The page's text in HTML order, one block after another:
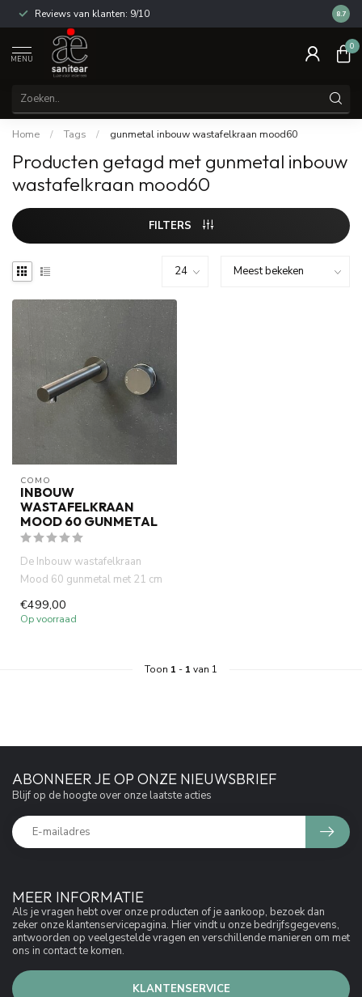
Reviews van klanten: 9/10 14
8.7
MENU
0
Home / Tags / gunmetal inbouw wastafelkraan mood60
Producten getagd met gunmetal inbouw
wastafelkraan mood60
FILTERS
COMO
INBOUW
WASTAFELKRAAN
MOOD 60 GUNMETAL
De Inbouw wastafelkraan
Mood 60 gunmetal met 21 cm
uitloop is gemaakt van volled...
€499,00
Op voorraad
Toon 1 - 1 van 1
MEER INFORMATIE
Als je vragen hebt over onze producten of je aankoop, bezoek dan
zeker onze klantenservicepagina. Hier vindt u onze bedrijfsgegevens,
antwoorden op veelgestelde vragen en verschillende manieren om met
ons in contact te komen.
KLANTENSERVICE
ABONNEER JE OP ONZE NIEUWSBRIEF
Blijf op de hoogte over onze laatste acties